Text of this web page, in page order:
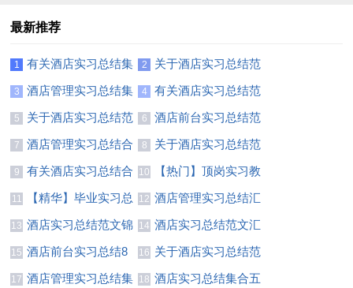
最新推荐
1
有关酒店实习总结集
锦八篇
2
关于酒店实习总结范
文8篇
3
酒店管理实习总结集
合5篇
4
有关酒店实习总结范
文汇总八篇
5
关于酒店实习总结范
文汇总八篇
6
酒店前台实习总结范
文汇编6篇
7
酒店管理实习总结合
集5篇
8
关于酒店实习总结范
文集合十篇
9
有关酒店实习总结合
集6篇
10
【热门】顶岗实习教
师总结模板合集六篇
11
【精华】毕业实习总
结锦集七篇
12 酒店管理实习总结汇
编九篇
13 酒店实习总结范文锦
集六篇
14 酒店实习总结范文汇
编9篇
15 酒店前台实习总结8
篇
16 关于酒店实习总结范
文十篇
17 酒店管理实习总结集 18 酒店实习总结集合五